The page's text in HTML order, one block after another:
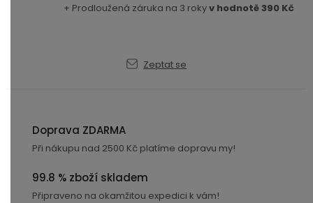
Lightning
3,5mm
JACK
+ Prodloužená záruka na 3 rokyv hodnotě 390 Kč
Zeptat se
Doprava ZDARMA
Při nákupu nad 2500 Kč platíme dopravu my!
99.8 % zboží skladem
Připraveno na okamžitou expedici k vám!